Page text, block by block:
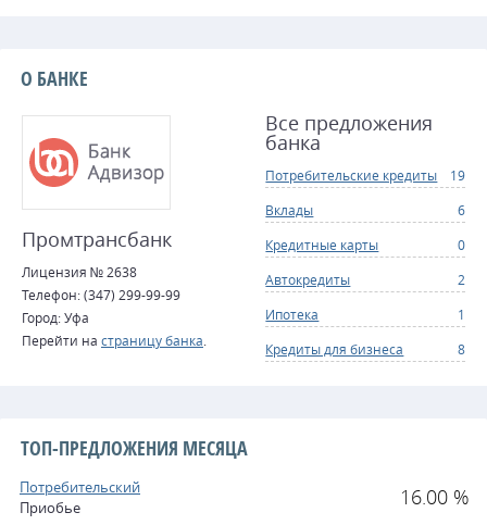
О БАНКЕ
Промтрансбанк
Лицензия № 2638
Телефон: (347) 299-99-99
Город: Уфа
Перейти на страницу банка
Все предложения
банка
Потребительские кредиты
19
Вклады
6
Кредитные карты
0
Автокредиты
2
Ипотека
1
Кредиты для бизнеса
8
ТОП-ПРЕДЛОЖЕНИЯ МЕСЯЦА
Потребительский
Приобье
16.00 %